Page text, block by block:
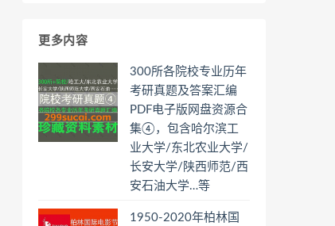
更多内容
300所各院校专业历年
考研真题及答案汇编
PDF电子版网盘资源合
集④，包含哈尔滨工
业大学/东北农业大学/
长安大学/陕西师范/西
安石油大学…等
1950-2020年柏林国